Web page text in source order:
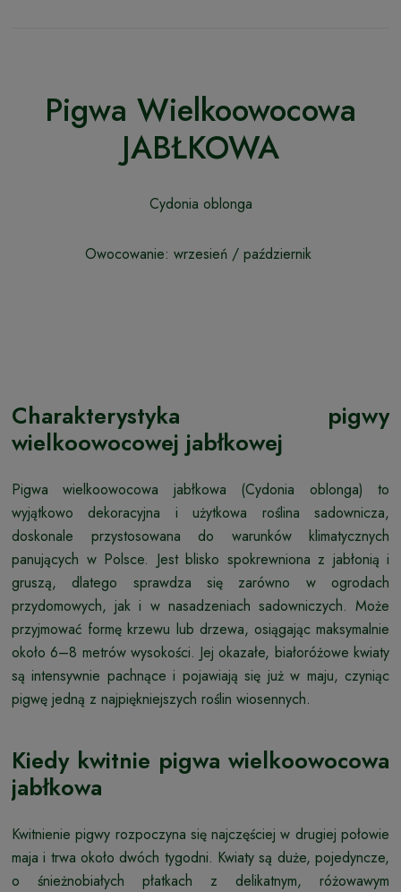
Pigwa Wielkoowocowa
JABŁKOWA
Cydonia oblonga
Owocowanie: wrzesień / październik
Charakterystyka pigwy
wielkoowocowej jabłkowej
Pigwa wielkoowocowa jabłkowa (Cydonia oblonga) to
wyjątkowo dekoracyjna i użytkowa roślina sadownicza,
doskonale przystosowana do warunków klimatycznych
panujących w Polsce. Jest blisko spokrewniona z jabłonią i
gruszą, dlatego sprawdza się zarówno w ogrodach
przydomowych, jak i w nasadzeniach sadowniczych. Może
przyjmować formę krzewu lub drzewa, osiągając maksymalnie
około 6–8 metrów wysokości. Jej okazałe, białoróżowe kwiaty
są intensywnie pachnące i pojawiają się już w maju, czyniąc
pigwę jedną z najpiękniejszych roślin wiosennych.
Kiedy kwitnie pigwa wielkoowocowa
jabłkowa
Kwitnienie pigwy rozpoczyna się najczęściej w drugiej połowie
maja i trwa około dwóch tygodni. Kwiaty są duże, pojedyncze,
o śnieżnobiałych płatkach z delikatnym, różowawym